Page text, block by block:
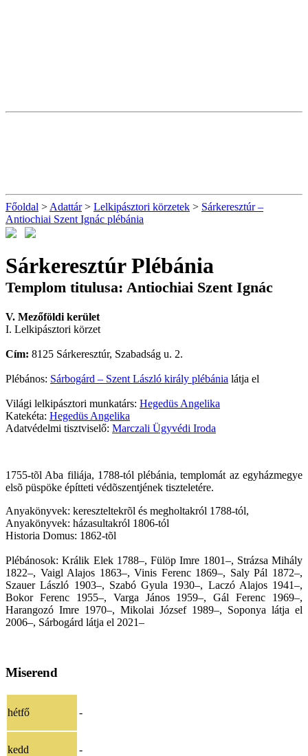
Főoldal > Adattár> Lelkipásztori körzetek > Sárkeresztúr –
Antiochiai Szent Ignác plébánia
Sárkeresztúr Plébánia
Templom titulusa: Antiochiai Szent Ignác
V. Mezőföldi kerület
I. Lelkipásztori körzet
Cím: 8125 Sárkeresztúr, Szabadság u. 2.
Plébános: Sárbogárd – Szent László király plébánia látja el
Világi lelkipásztori munkatárs: Hegedüs Angelika
Katekéta: Hegedüs Angelika
Adatvédelmi tisztviselő: Marczali Ügyvédi Iroda
1755-tõl Aba filiája, 1788-tól plébánia, templomát az egyházmegye
elsõ püspöke építteti védõszentjének tiszteletére.
Anyakönyvek: kereszteltekrõl és megholtakról 1788-tól,
Anyakönyvek: házasultakról 1806-tól
Historia Domus: 1862-tõl
Plébánosok: Králik Elek 1788–, Fülöp Imre 1801–, Strázsa Mihály
1822–, Vaigl Alajos 1863–, Vinis Ferenc 1869–, Saly Pál 1872–,
Szauer László 1903–, Szabó Gyula 1930–, Laczó Alajos 1941–,
Bokor Ferenc 1955–, Varga János 1959–, Gál Ferenc 1969–,
Harangozó Imre 1970–, Mikolai József 1989–, Soponya látja el
2006–, Sárbogárd látja el 2021–
Miserend
hétfő -
kedd -